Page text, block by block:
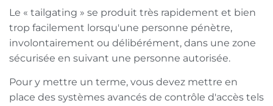
Le « tailgating » se produit très rapidement et bien
trop facilement lorsqu'une personne pénètre,
involontairement ou délibérément, dans une zone
sécurisée en suivant une personne autorisée.
Pour y mettre un terme, vous devez mettre en
place des systèmes avancés de contrôle d'accès tels